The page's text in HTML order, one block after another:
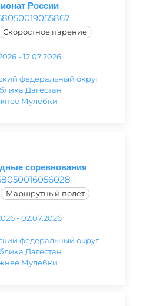
России
Скоростное парение
- 12.07.2026
федеральный округ
Дагестан
Мулебки
соревнования
Маршрутный полёт
- 02.07.2026
федеральный округ
Дагестан
Мулебки